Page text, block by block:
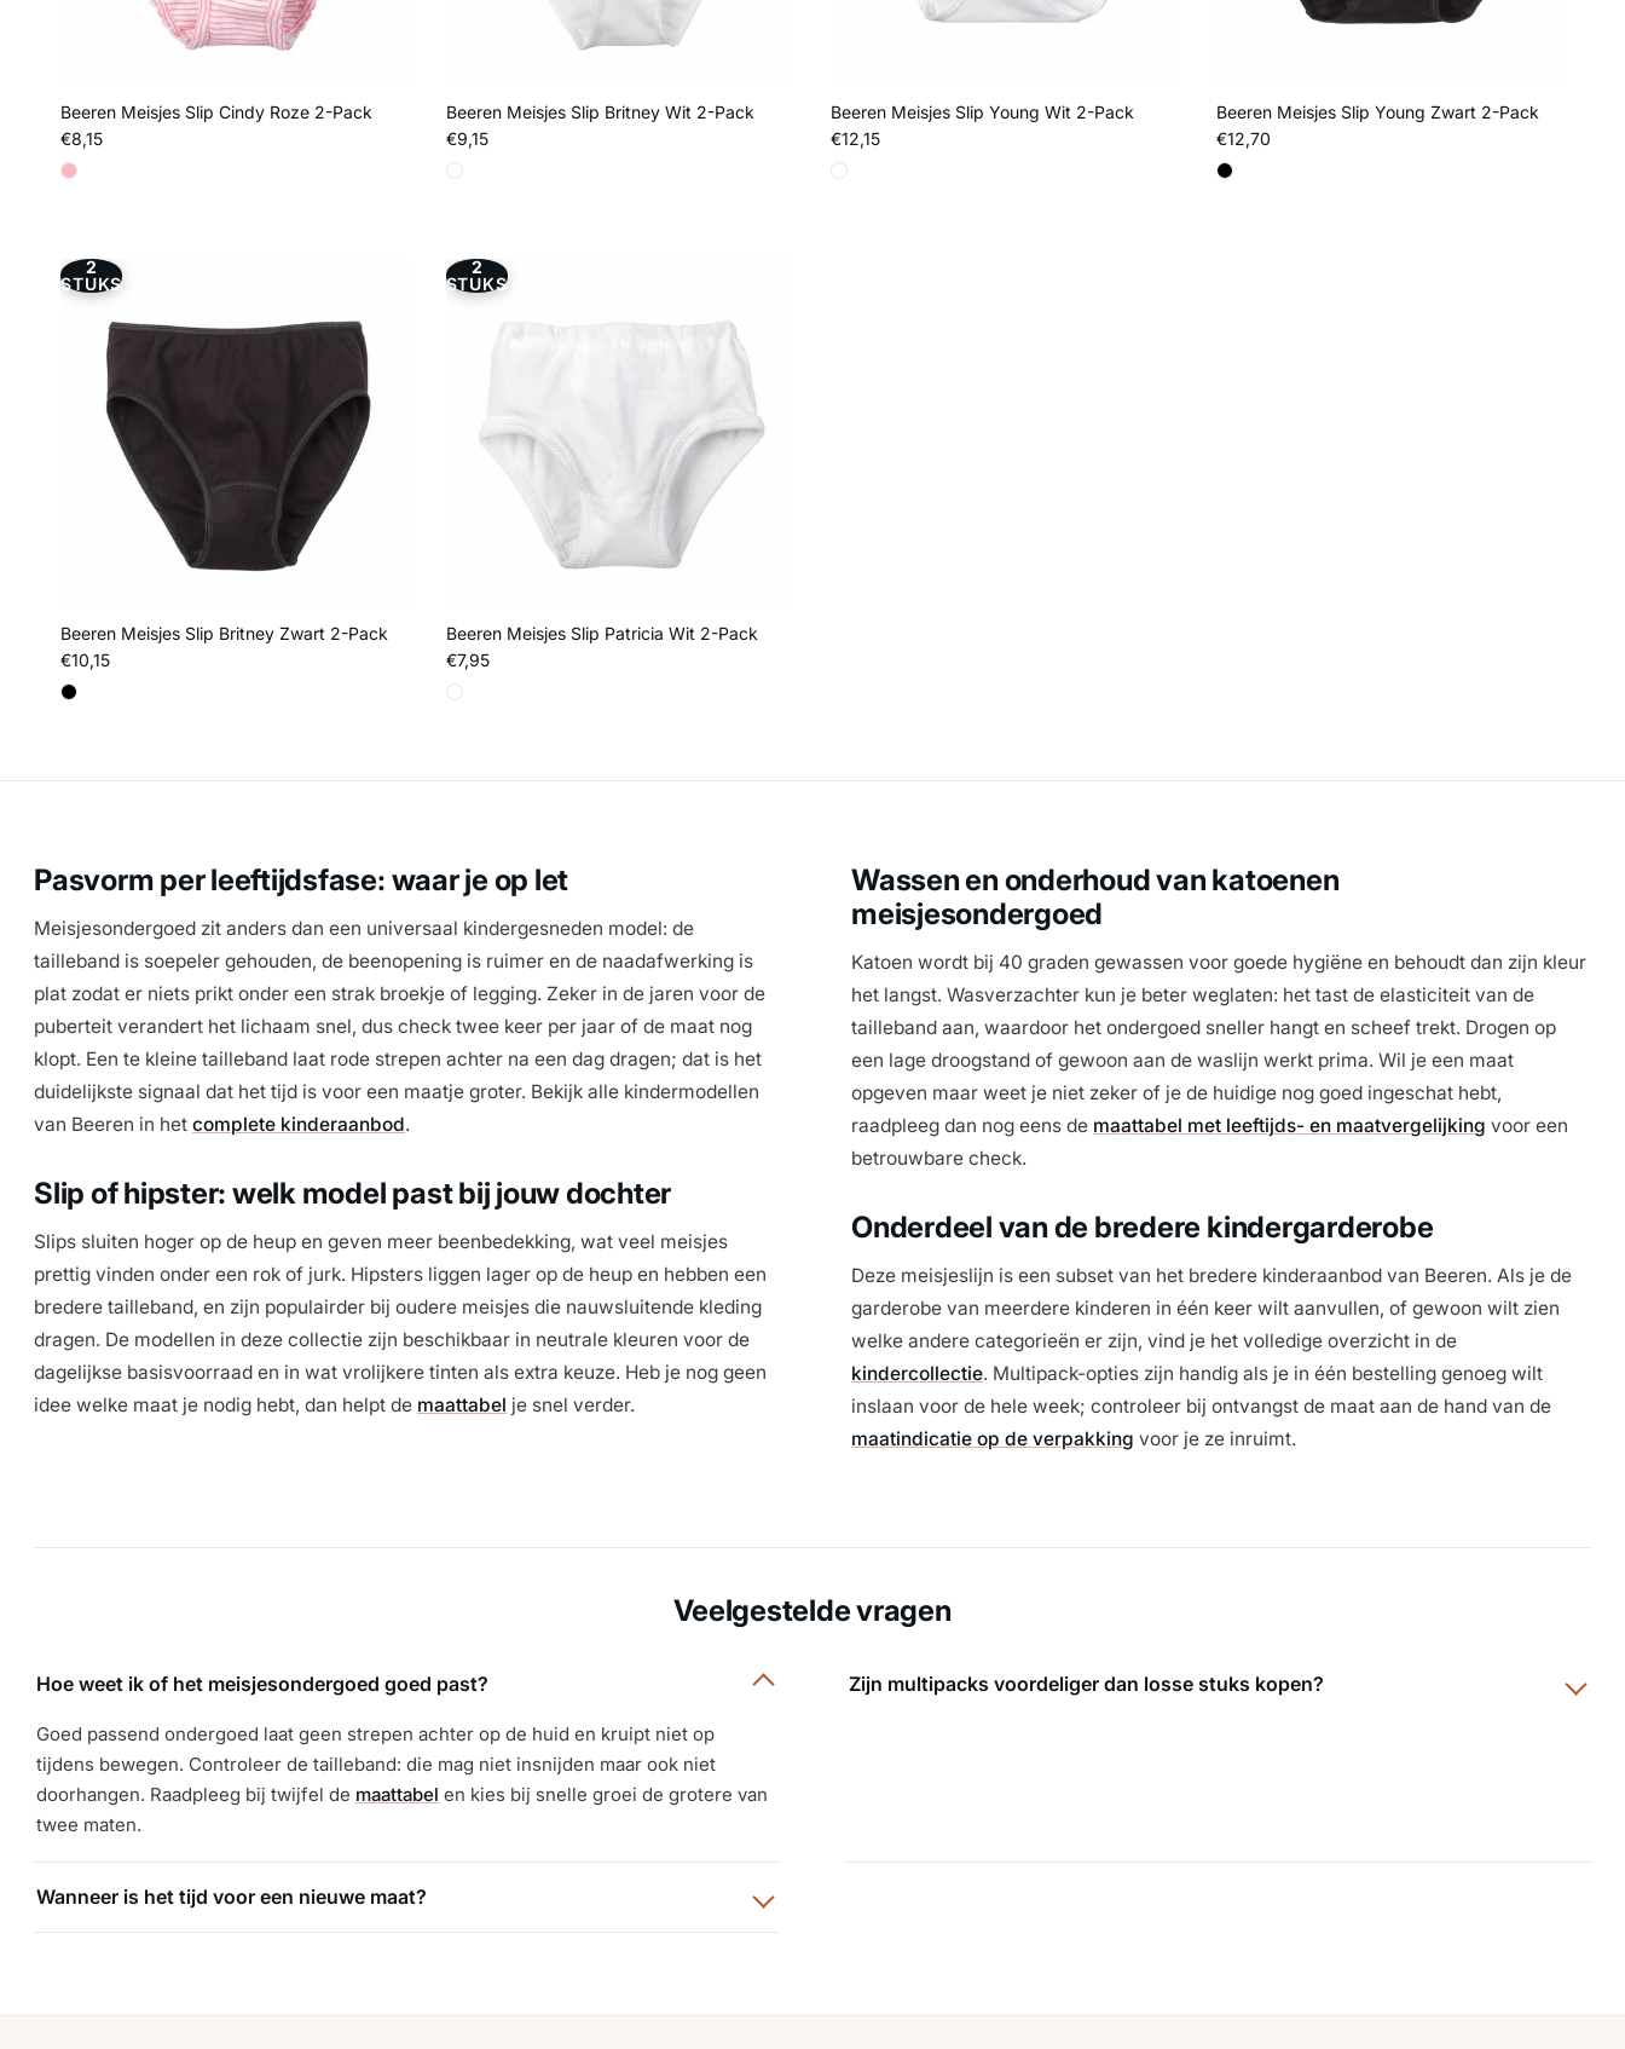
Beeren Meisjes Slip Cindy Roze 2-Pack
Reguliere prijs
€8,15
Beeren Meisjes Slip Britney Wit 2-Pack
Reguliere prijs
€9,15
Beeren Meisjes Slip Young Wit 2-Pack
Reguliere prijs
€12,15
Beeren Meisjes Slip Young Zwart 2-Pack
Reguliere prijs
€12,70
2
STUKS
Beeren Meisjes Slip Britney Zwart 2-Pack
Reguliere prijs
€10,15
2
STUKS
Beeren Meisjes Slip Patricia Wit 2-Pack
Reguliere prijs
€7,95
Pasvorm per leeftijdsfase: waar je op let
Meisjesondergoed zit anders dan een universaal kindergesneden model: de
tailleband is soepeler gehouden, de beenopening is ruimer en de naadafwerking is
plat zodat er niets prikt onder een strak broekje of legging. Zeker in de jaren voor de
puberteit verandert het lichaam snel, dus check twee keer per jaar of de maat nog
klopt. Een te kleine tailleband laat rode strepen achter na een dag dragen; dat is het
duidelijkste signaal dat het tijd is voor een maatje groter. Bekijk alle kindermodellen
van Beeren in het complete kinderaanbod.
Slip of hipster: welk model past bij jouw dochter
Slips sluiten hoger op de heup en geven meer beenbedekking, wat veel meisjes
prettig vinden onder een rok of jurk. Hipsters liggen lager op de heup en hebben een
bredere tailleband, en zijn populairder bij oudere meisjes die nauwsluitende kleding
dragen. De modellen in deze collectie zijn beschikbaar in neutrale kleuren voor de
dagelijkse basisvoorraad en in wat vrolijkere tinten als extra keuze. Heb je nog geen
idee welke maat je nodig hebt, dan helpt de maattabel je snel verder.
Wassen en onderhoud van katoenen
meisjesondergoed
Katoen wordt bij 40 graden gewassen voor goede hygiëne en behoudt dan zijn kleur
het langst. Wasverzachter kun je beter weglaten: het tast de elasticiteit van de
tailleband aan, waardoor het ondergoed sneller hangt en scheef trekt. Drogen op
een lage droogstand of gewoon aan de waslijn werkt prima. Wil je een maat
opgeven maar weet je niet zeker of je de huidige nog goed ingeschat hebt,
raadpleeg dan nog eens de maattabel met leeftijds- en maatvergelijking voor een
betrouwbare check.
Onderdeel van de bredere kindergarderobe
Deze meisjeslijn is een subset van het bredere kinderaanbod van Beeren. Als je de
garderobe van meerdere kinderen in één keer wilt aanvullen, of gewoon wilt zien
welke andere categorieën er zijn, vind je het volledige overzicht in de
kindercollectie. Multipack-opties zijn handig als je in één bestelling genoeg wilt
inslaan voor de hele week; controleer bij ontvangst de maat aan de hand van de
maatindicatie op de verpakking voor je ze inruimt.
Veelgestelde vragen
Hoe weet ik of het meisjesondergoed goed past?
Goed passend ondergoed laat geen strepen achter op de huid en kruipt niet op
tijdens bewegen. Controleer de tailleband: die mag niet insnijden maar ook niet
doorhangen. Raadpleeg bij twijfel de maattabel en kies bij snelle groei de grotere van
twee maten.
Zijn multipacks voordeliger dan losse stuks kopen?
Wanneer is het tijd voor een nieuwe maat?